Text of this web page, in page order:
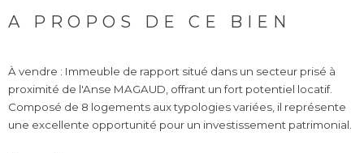
A PROPOS DE CE BIEN
À vendre : Immeuble de rapport situé dans un secteur prisé à
proximité de l'Anse MAGAUD, offrant un fort potentiel locatif.
Composé de 8 logements aux typologies variées, il représente
une excellente opportunité pour un investissement patrimonial.